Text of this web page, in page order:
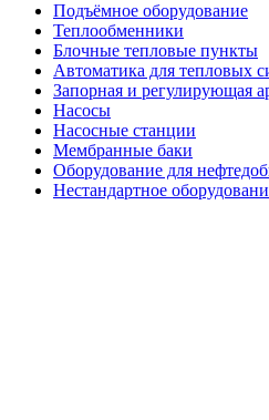
Подъёмное оборудование
Теплообменники
Блочные тепловые пункты
Автоматика для тепловых
Запорная и регулирующая
Насосы
Насосные станции
Мембранные баки
Оборудование для
Нестандартное